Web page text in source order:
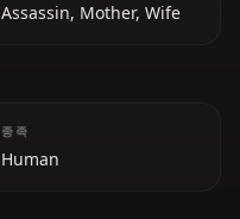
Assassin, Mother, Wife
종족
Human